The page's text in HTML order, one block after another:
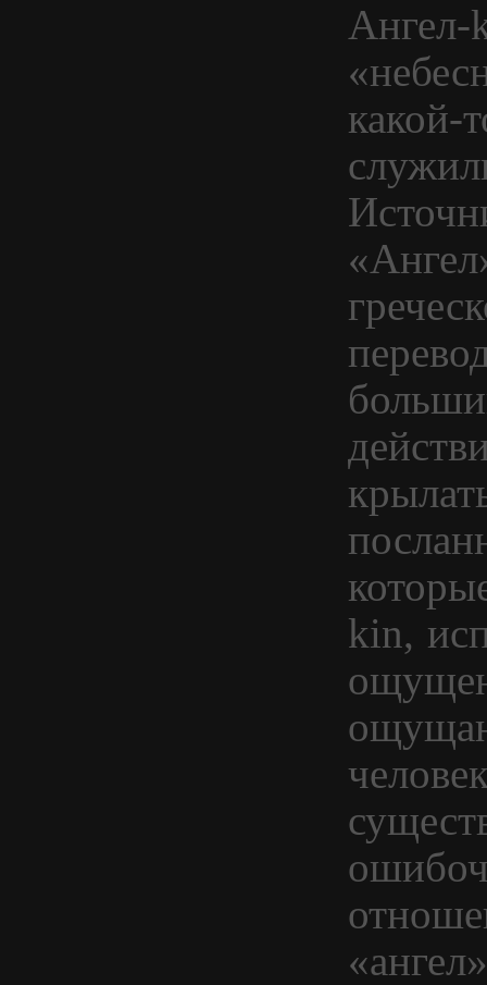
Ангел-
какой-
kin,